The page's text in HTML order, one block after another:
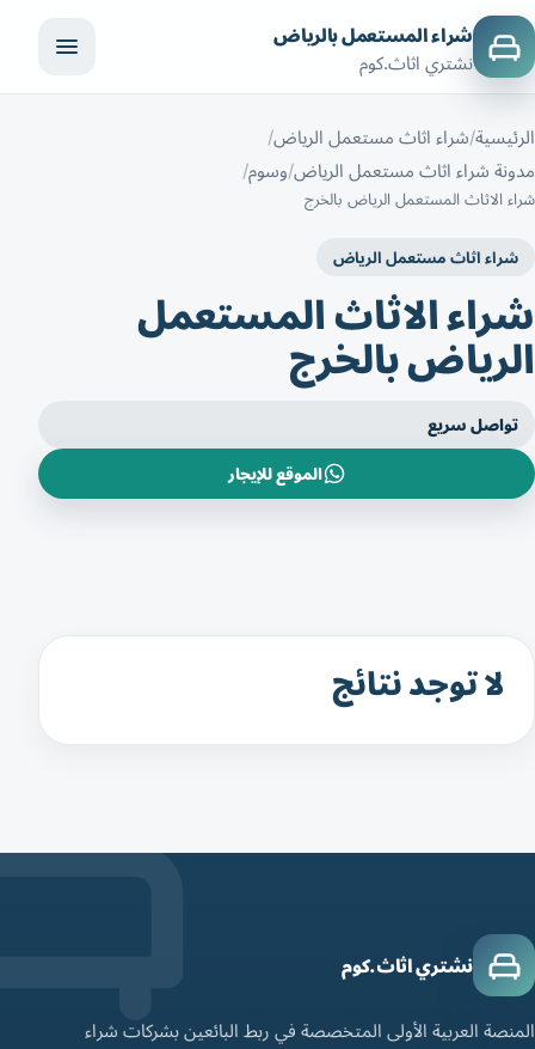
شراء المستعمل بالرياض
نشتري اثاث.كوم
الرئيسية شراء اثاث مستعمل الرياض
مدونة شراء اثاث مستعمل الرياض وسوم
شراء الاثاث المستعمل الرياض بالخرج
شراء اثاث مستعمل الرياض
شراء الاثاث المستعمل
الرياض بالخرج
تواصل سريع
الموقع للإيجار
لا توجد نتائج
نشتري اثاث.كوم
المنصة العربية الأولى المتخصصة في ربط البائعين بشركات شراء